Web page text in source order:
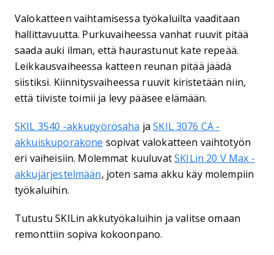
Valokatteen vaihtamisessa työkaluilta vaaditaan
hallittavuutta. Purkuvaiheessa vanhat ruuvit pitää
saada auki ilman, että haurastunut kate repeää.
Leikkausvaiheessa katteen reunan pitää jäädä
siistiksi. Kiinnitysvaiheessa ruuvit kiristetään niin,
että tiiviste toimii ja levy pääsee elämään.
SKIL 3540 -akkupyörösaha jaSKIL 3076 CA -
akkuiskuporakone sopivat valokatteen vaihtotyön
eri vaiheisiin. Molemmat kuuluvatSKILin 20 V Max -
akkujärjestelmään, joten sama akku käy molempiin
työkaluihin.
Tutustu SKILin akkutyökaluihin ja valitse omaan
remonttiin sopiva kokoonpano.